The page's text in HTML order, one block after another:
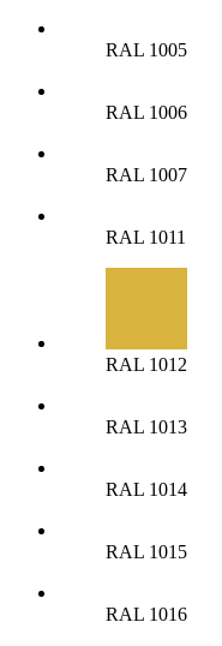
RAL 1005
RAL 1006
RAL 1007
RAL 1011
RAL 1012
RAL 1013
RAL 1014
RAL 1015
RAL 1016